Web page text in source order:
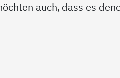
auch, dass es